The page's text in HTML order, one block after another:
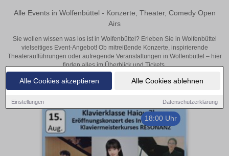
Alle Cookies akzeptieren Alle Cookies ablehnen
Einstellungen Datenschutzerklärung
Alle Events in Wolfenbüttel - Konzerte, Theater, Comedy Open
Airs
Sie wollen wissen was los ist in Wolfenbüttel? Erleben Sie in Wolfenbüttel
vielseitiges Event-Angebot! Ob mitreißende Konzerte, inspirierende
Theateraufführungen oder aufregende Veranstaltungen in Wolfenbüttel – hier
finden alles im Überblick und Tickets.
18:00 Uhr